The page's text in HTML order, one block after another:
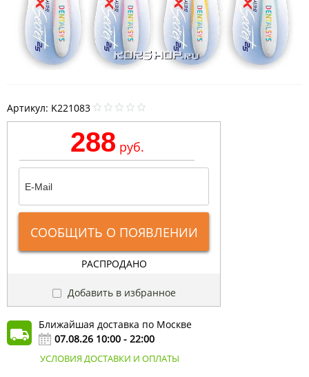
Артикул: K221083
288 руб.
СООБЩИТЬ О ПОЯВЛЕНИИ
РАСПРОДАНО
Добавить в избранное
Ближайшая доставка по Москве
07.08.26 10:00 - 22:00
УСЛОВИЯ ДОСТАВКИ И ОПЛАТЫ